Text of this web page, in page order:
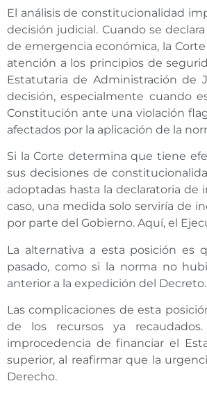
El análisis de constitucionalidad
decisión judicial. Cuando se
de emergencia económica, la
atención a los principios de
Estatutaria de Administración de
decisión, especialmente cuando
Constitución ante una violación
afectados por la aplicación de la
Si la Corte determina que tiene
sus decisiones de
adoptadas hasta la declaratoria de
caso, una medida solo serviría de
por parte del Gobierno. Aquí, el
La alternativa a esta posición es
pasado, como si la norma no
anterior a la expedición del Decreto.
Las complicaciones de esta
de los recursos ya
improcedencia de financiar el
superior, al reafirmar que la
Derecho.